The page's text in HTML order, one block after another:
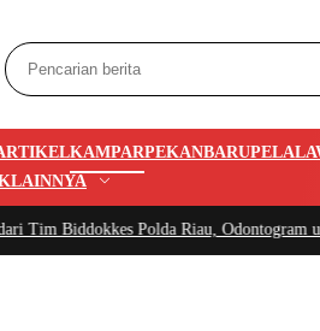
KAMPARPEKANBARU
LAINNYA
Polda Riau, Odontogram untuk